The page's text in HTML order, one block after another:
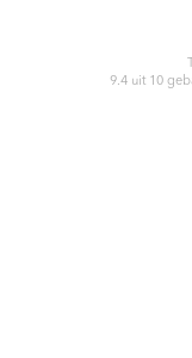
9.4uit 10